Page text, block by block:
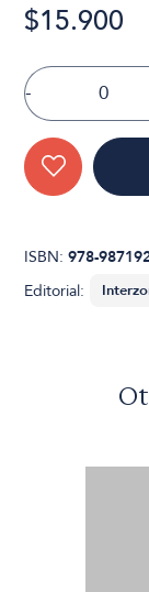
$15.900
-
ISBN:978-
Editorial: